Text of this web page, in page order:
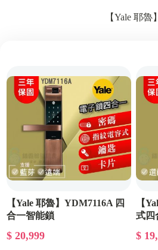
【Yale 耶魯】
【Yale 耶魯】YDM7116A 四
合一智能鎖
$ 20,999
【
式四
$